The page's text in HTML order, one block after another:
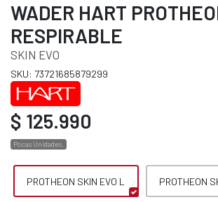
WADER HART
RESPIRABLE
SKIN EVO
SKU: 73721685879299
$ 125.990
Pocas Unidades.
PROTHEON SKIN EVO L PROTHEON